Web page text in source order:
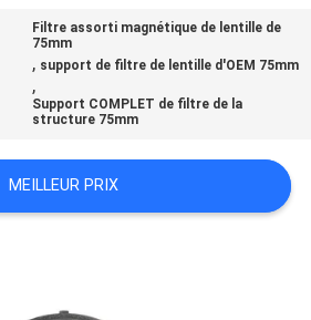
Filtre assorti magnétique de lentille de
75mm
, support de filtre de lentille d'OEM 75mm
,
Support COMPLET de filtre de la
structure 75mm
MEILLEUR PRIX